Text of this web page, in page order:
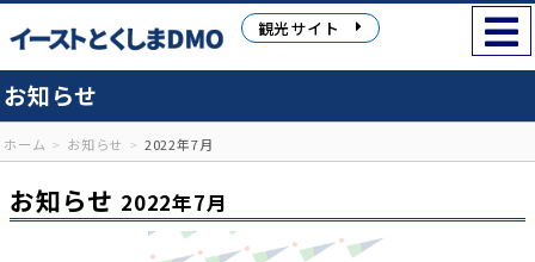
観光サイト
お知らせ
ホーム お知らせ 2022年7月
お知らせ 2022年7月